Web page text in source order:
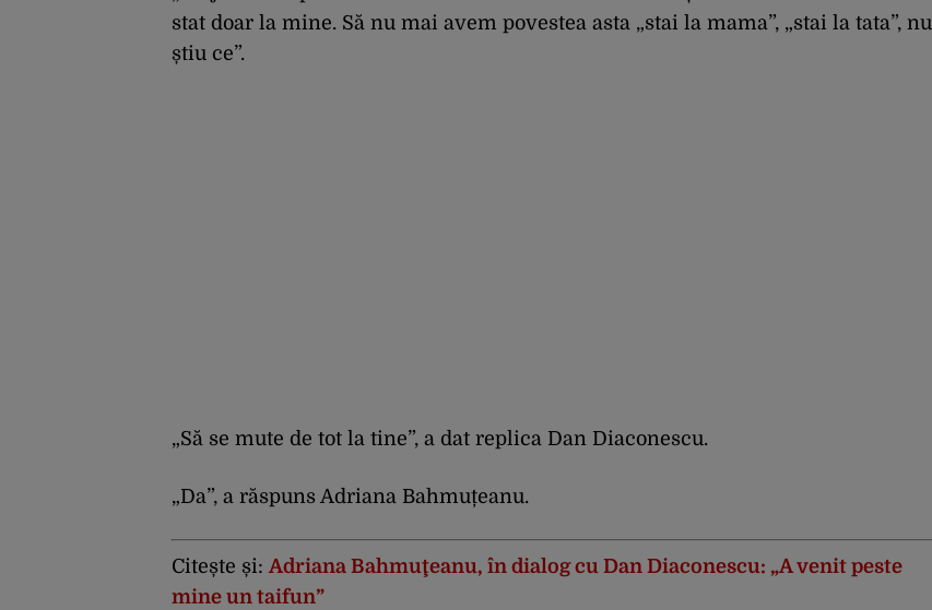
stat doar la mine. Să nu mai avem povestea asta „stai la mama”, „stai la tata”, nu
știu ce”.
„Să se mute de tot la tine”, a dat replica Dan Diaconescu.
„Da”, a răspuns Adriana Bahmuțeanu.
Citește și: Adriana Bahmuţeanu, în dialog cu Dan Diaconescu: „A venit peste
mine un taifun”